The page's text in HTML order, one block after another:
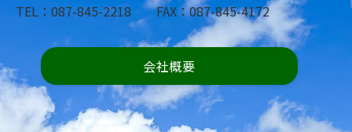
TEL：087-845-2218 FAX：087-845-4172
会社概要